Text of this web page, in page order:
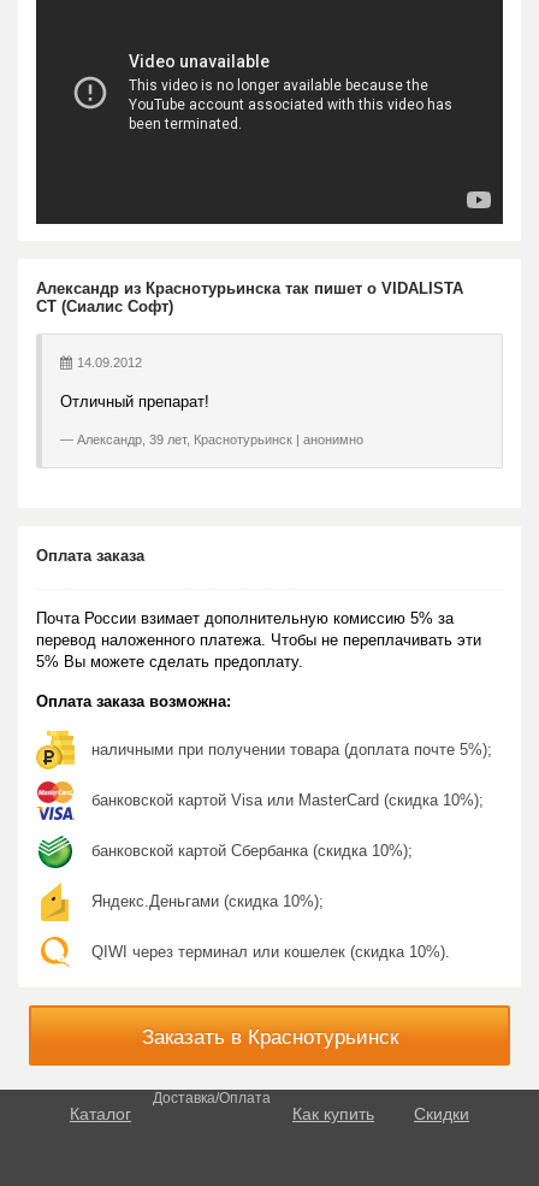
Александр из Краснотурьинска так пишет о VIDALISTA
CT (Сиалис Софт)
14.09.2012
Отличный препарат!
Александр, 39 лет, Краснотурьинск | анонимно
Оплата заказа
Почта России взимает дополнительную комиссию 5% за
перевод наложенного платежа. Чтобы не переплачивать эти
5% Вы можете сделать предоплату.
Оплата заказа возможна:
наличными при получении товара (доплата почте 5%);
банковской картой Visa или MasterCard (скидка 10%);
банковской картой Сбербанка (скидка 10%);
Яндекс.Деньгами (скидка 10%);
QIWI через терминал или кошелек (скидка 10%).
Заказать в Краснотурьинск
Каталог
Доставка/Оплата
Как купить
Скидки